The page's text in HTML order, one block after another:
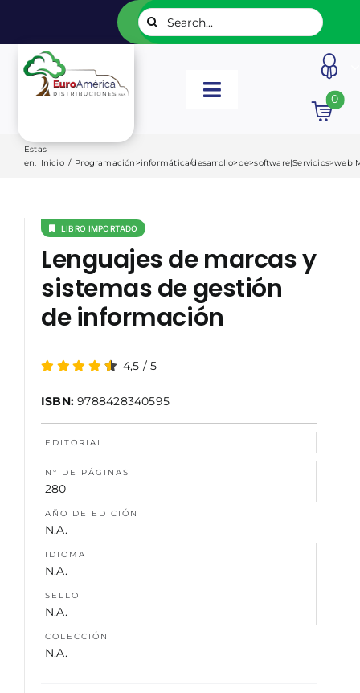
contenido
Buscar:
Toggle
INICIO
EDITORIALES
CATÁLOGOS
NOSOTROS
0
Estas
en: Inicio / Programación>informática/
LIBRO IMPORTADO
Lenguajes de marcas y
sistemas de gestión
de información
4,5 /5
ISBN:9788428340595
EDITORIAL
N° DE PÁGINAS
280
AÑO DE EDICIÓN
N.A.
IDIOMA
N.A.
SELLO
N.A.
COLECCIÓN
N.A.